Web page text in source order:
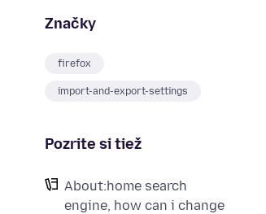
Značky
firefox
import-and-export-settings
Pozrite si tiež
About:home search
engine, how can i change